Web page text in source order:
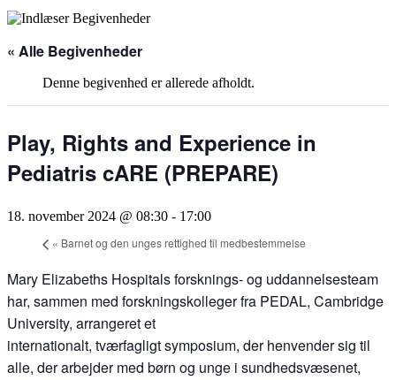
« Alle Begivenheder
Denne begivenhed er allerede afholdt.
Play, Rights and Experience in
Pediatris cARE (PREPARE)
18. november 2024 @ 08:30 - 17:00
« Barnet og den unges rettighed til medbestemmelse
Mary Elizabeths Hospitals forsknings- og uddannelsesteam
har, sammen med forskningskolleger fra PEDAL, Cambridge
University, arrangeret et
internationalt, tværfagligt symposium, der henvender sig til
alle, der arbejder med børn og unge i sundhedsvæsenet,